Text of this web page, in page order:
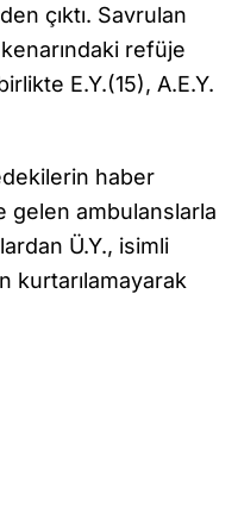
çıktı. Savrulan
refüje
E.Y.(15), A.E.Y.
haber
gelen ambulanslarla
Ü.Y., isimli
kurtarılamayarak